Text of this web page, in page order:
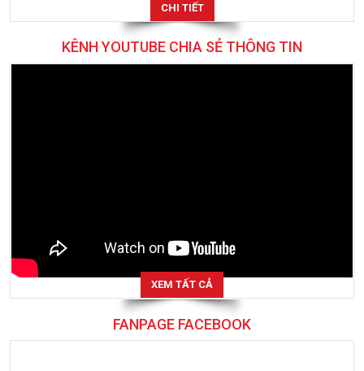
CHI TIẾT
KÊNH YOUTUBE CHIA SẺ THÔNG TIN
XEM TẤT CẢ
FANPAGE FACEBOOK